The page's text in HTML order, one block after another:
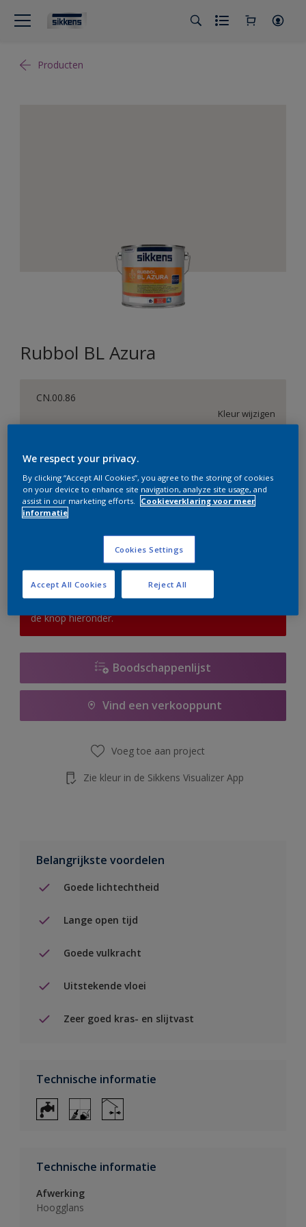
Producten
Rubbol BL Azura
CN.00.86
Kleur wijzigen
1 L 2,5 L
Aantal
Bereken
Op dit moment is het niet mogelijk dit product online
de knop hieronder.
Boodschappenlijst
Vind een verkooppunt
Voeg toe aan project
Zie kleur in de Sikkens Visualizer App
Belangrijkste voordelen
Goede lichtechtheid
Lange open tijd
Goede vulkracht
Uitstekende vloei
Zeer goed kras- en slijtvast
Technische informatie
Technische informatie
Afwerking
Hoogglans
We respect your privacy.
By clicking “Accept All Cookies”, you agree to the storing of cookies
on your device to enhance site navigation, analyze site usage, and
assist in our marketing efforts.
Cookieverklaring voor meer
informatie
Cookies Settings
Reject All
Accept All Cookies